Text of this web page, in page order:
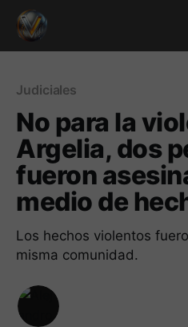
Judiciales
No para la
Argelia, dos
fueron
medio de
Los hechos violentos
misma comunidad.